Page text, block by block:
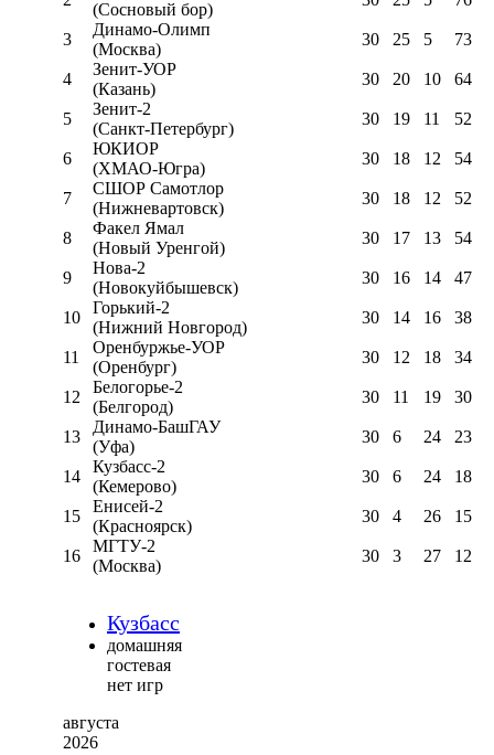
(Сосновый бор)
3
Динамо-Олимп
(Москва)
30 25 5 73
4
Зенит-УОР
(Казань)
30 20 10 64
5
Зенит-2
(Санкт-Петербург)
30 19 11 52
6
ЮКИОР
(ХМАО-Югра)
30 18 12 54
7
СШОР Самотлор
(Нижневартовск)
30 18 12 52
8
Факел Ямал
(Новый Уренгой)
30 17 13 54
9
Нова-2
(Новокуйбышевск)
30 16 14 47
10
Горький-2
(Нижний Новгород)
30 14 16 38
11
Оренбуржье-УОР
(Оренбург)
30 12 18 34
12
Белогорье-2
(Белгород)
30 11 19 30
13
Динамо-БашГАУ
(Уфа)
30 6 24 23
14
Кузбасс-2
(Кемерово)
30 6 24 18
15
Енисей-2
(Красноярск)
30 4 26 15
16
МГТУ-2
(Москва)
30 3 27 12
Кузбасс
домашняя
гостевая
нет игр
августа
2026